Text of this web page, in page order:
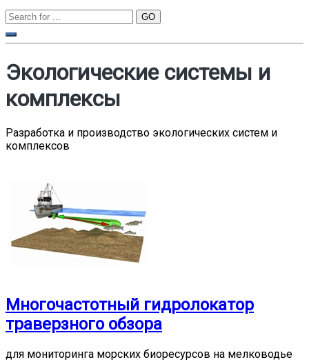
Экологические системы и
комплексы
Разработка и производство экологических систем и
комплексов
Многочастотный гидролокатор
траверзного обзора
для мониторинга морских биоресурсов на мелководье